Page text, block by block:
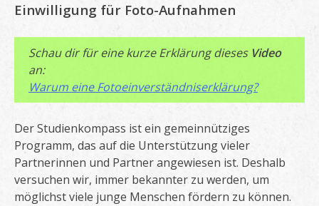
Einwilligung für Foto-Aufnahmen
Schau dir für eine kurze Erklärung dieses Video
an:
Warum eine Fotoeinverständniserklärung?
Der Studienkompass ist ein gemeinnütziges
Programm, das auf die Unterstützung vieler
Partnerinnen und Partner angewiesen ist. Deshalb
versuchen wir, immer bekannter zu werden, um
möglichst viele junge Menschen fördern zu können.